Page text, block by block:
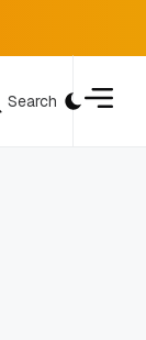
Search